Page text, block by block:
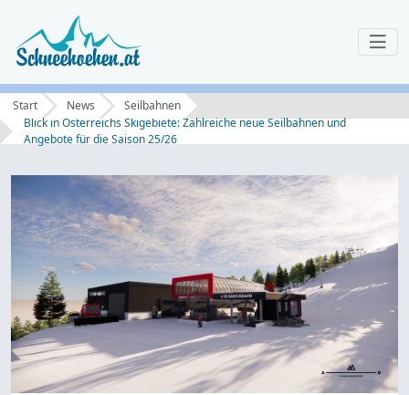
Start News
Seilbahnen
Blick in Österreichs Skigebiete: Zahlreiche neue Seilbahnen und
Angebote für die Saison 25/26